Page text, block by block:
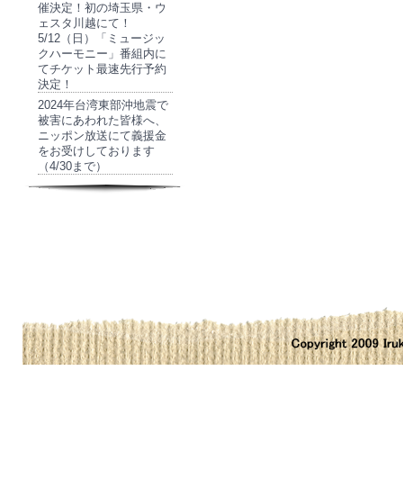
催決定！初の埼玉県・ウ
ェスタ川越にて！
5/12（日）「ミュージッ
クハーモニー」番組内に
てチケット最速先行予約
決定！
2024年台湾東部沖地震で
被害にあわれた皆様へ、
ニッポン放送にて義援金
をお受けしております
（4/30まで）